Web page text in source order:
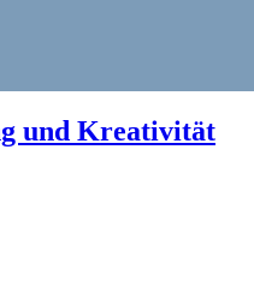
und Kreativität